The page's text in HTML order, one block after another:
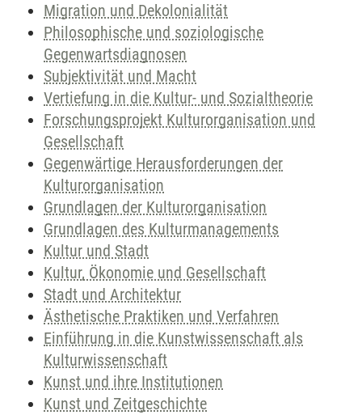
Migration und Dekolonialität
Philosophische und soziologische
Gegenwartsdiagnosen
Subjektivität und Macht
Vertiefung in die Kultur- und Sozialtheorie
Forschungsprojekt Kulturorganisation und
Gesellschaft
Gegenwärtige Herausforderungen der
Kulturorganisation
Grundlagen der Kulturorganisation
Grundlagen des Kulturmanagements
Kultur und Stadt
Kultur, Ökonomie und Gesellschaft
Stadt und Architektur
Ästhetische Praktiken und Verfahren
Einführung in die Kunstwissenschaft als
Kulturwissenschaft
Kunst und ihre Institutionen
Kunst und Zeitgeschichte